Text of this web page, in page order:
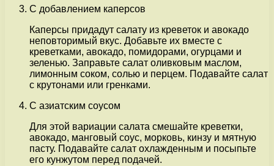
С добавлением каперсов
Каперсы придадут салату из креветок и авокадо
неповторимый вкус. Добавьте их вместе с
креветками, авокадо, помидорами, огурцами и
зеленью. Заправьте салат оливковым маслом,
лимонным соком, солью и перцем. Подавайте салат
с крутонами или гренками.
С азиатским соусом
Для этой вариации салата смешайте креветки,
авокадо, манговый соус, морковь, кинзу и мятную
пасту. Подавайте салат охлажденным и посыпьте
его кунжутом перед подачей.